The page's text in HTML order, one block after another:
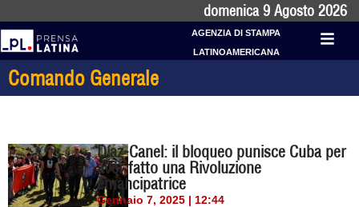
domenica 9 Agosto 2026
AGENZIA DI STAMPA
LATINOAMERICANA
Comando Generale
Díaz-Canel: il bloqueo punisce Cuba per
aver fatto una Rivoluzione
emancipatrice
Gennaio 7, 2025 | 12:44